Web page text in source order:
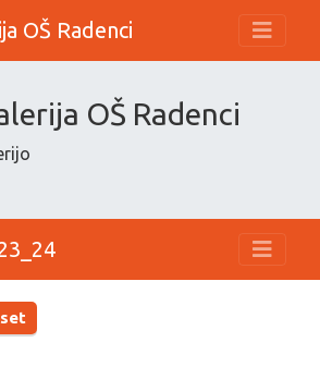
OŠ Radenci
OŠ Radenci